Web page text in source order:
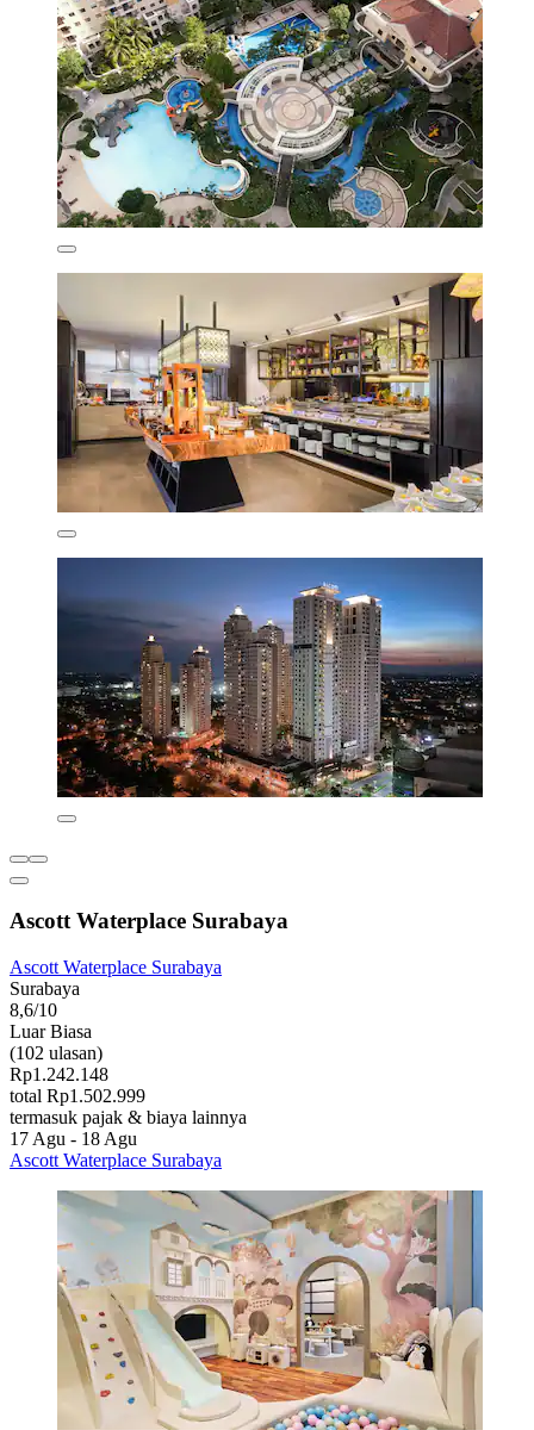
Ascott Waterplace Surabaya
Ascott Waterplace Surabaya
Surabaya
8,6/10
Luar Biasa
(102 ulasan)
Rp1.242.148
total Rp1.502.999
termasuk pajak & biaya lainnya
17 Agu - 18 Agu
Ascott Waterplace Surabaya